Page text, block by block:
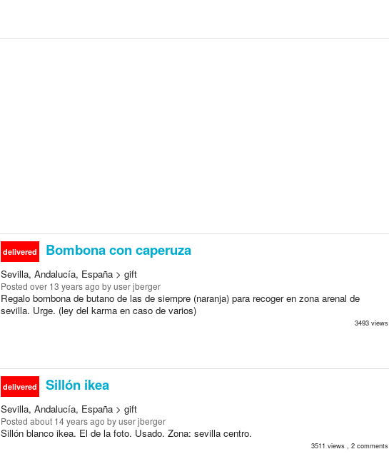
delivered Bombona con caperuza
Sevilla, Andalucía, España > gift
Posted over 13 years ago by user jberger
Regalo bombona de butano de las de siempre (naranja) para recoger en zona arenal de
sevilla. Urge. (ley del karma en caso de varios)
3493 views
delivered Sillón ikea
Sevilla, Andalucía, España > gift
Posted about 14 years ago by user jberger
Sillón blanco ikea. El de la foto. Usado. Zona: sevilla centro.
3511 views , 2 comments